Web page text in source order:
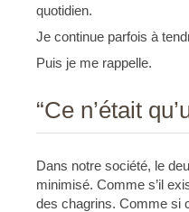
quotidien.
Je continue parfois à
Puis je me rappelle.
“Ce n’était
Dans notre société, le
minimisé. Comme s’il
des chagrins. Comme si